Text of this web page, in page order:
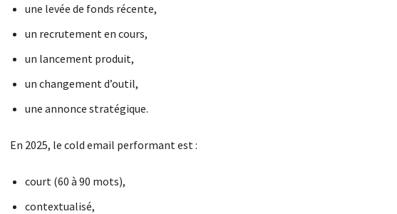
une levée de fonds récente,
un recrutement en cours,
un lancement produit,
un changement d’outil,
une annonce stratégique.
En 2025, le cold email performant est :
court (60 à 90 mots),
contextualisé,